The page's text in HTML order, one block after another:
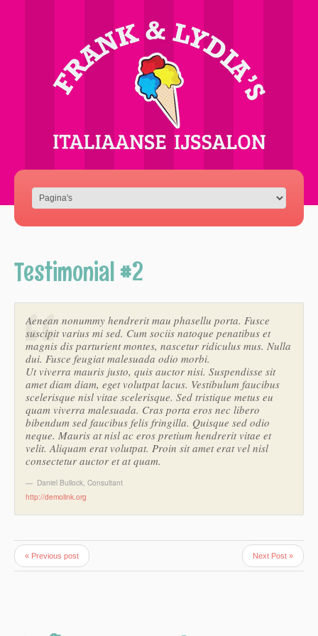
Testimonial #2
Aenean nonummy hendrerit mau phasellu porta. Fusce
suscipit varius mi sed. Cum sociis natoque penatibus et
magnis dis parturient montes, nascetur ridiculus mus. Nulla
dui. Fusce feugiat malesuada odio morbi.
Ut viverra mauris justo, quis auctor nisi. Suspendisse sit
amet diam diam, eget volutpat lacus. Vestibulum faucibus
scelerisque nisl vitae scelerisque. Sed tristique metus eu
quam viverra malesuada. Cras porta eros nec libero
bibendum sed faucibus felis fringilla. Quisque sed odio
neque. Mauris at nisl ac eros pretium hendrerit vitae et
velit. Aliquam erat volutpat. Proin sit amet erat vel nisl
consectetur auctor et at quam.
Daniel Bullock, Consultant
http://demolink.org
« Previous post Next Post »